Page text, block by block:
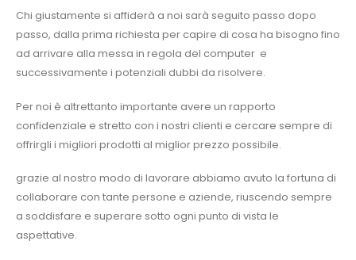
Chi giustamente si affiderà a noi sarà seguito passo dopo
passo, dalla prima richiesta per capire di cosa ha bisogno fino
ad arrivare alla messa in regola del computer e
successivamente i potenziali dubbi da risolvere.
Per noi è altrettanto importante avere un rapporto
confidenziale e stretto con i nostri clienti e cercare sempre di
offrirgli i migliori prodotti al miglior prezzo possibile.
grazie al nostro modo di lavorare abbiamo avuto la fortuna di
collaborare con tante persone e aziende, riuscendo sempre
a soddisfare e superare sotto ogni punto di vista le
aspettative.